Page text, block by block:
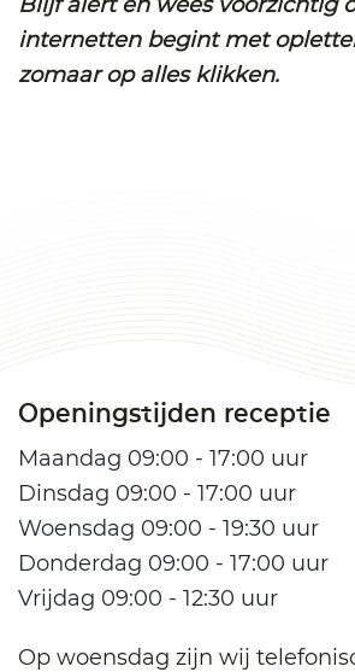
internetten begint met
zomaar op alles klikken.
Openingstijden receptie
Maandag 09:00 - 17:00 uur
Dinsdag 09:00 - 17:00 uur
Woensdag 09:00 - 19:30 uur
Donderdag 09:00 - 17:00 uur
Vrijdag 09:00 - 12:30 uur
Op woensdag zijn wij